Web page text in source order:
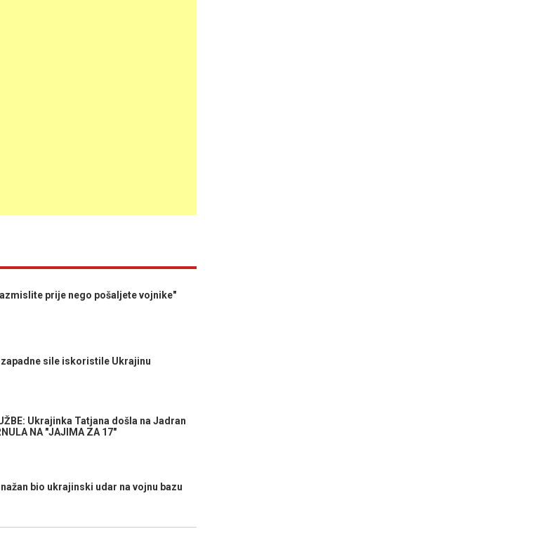
prije nego pošaljete vojnike"
zapadne sile iskoristile Ukrajinu
Ukrajinka Tatjana došla na Jadran
NA "JAJIMA ZA 17"
bio ukrajinski udar na vojnu bazu